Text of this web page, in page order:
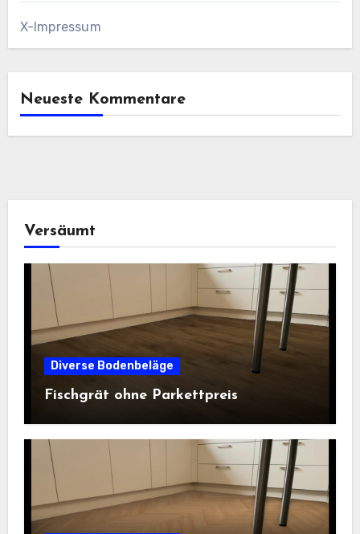
X-Impressum
Neueste Kommentare
Versäumt
Diverse Bodenbeläge
Fischgrät ohne Parkettpreis